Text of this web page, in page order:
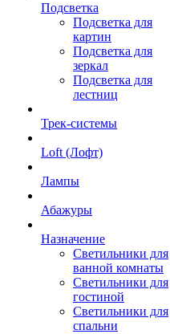
Подсветка
Подсветка для
картин
Подсветка для
зеркал
Подсветка для
лестниц
Трек-системы
Loft (Лофт)
Лампы
Абажуры
Назначение
Светильники для
ванной комнаты
Светильники для
гостиной
Светильники для
спальни